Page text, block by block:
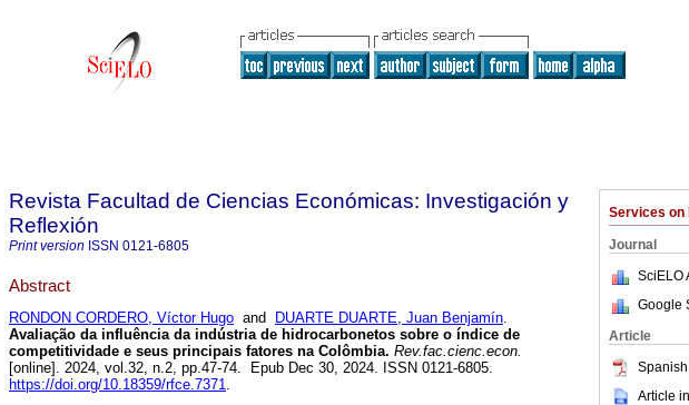
Services on
Journal
SciELO
Google
Article
Article
Revista Facultad de Ciencias Económicas: Investigación y
Reflexión
Print version ISSN 0121-6805
Abstract
RONDON CORDERO, Víctor Hugo and DUARTE DUARTE, Juan Benjamín.
Avaliação da influência da indústria de hidrocarbonetos sobre o índice de
competitividade e seus principais fatores na Colômbia. Rev.fac.cienc.econ.
[online]. 2024, vol.32, n.2, pp.47-74. Epub Dec 30, 2024. ISSN 0121-6805.
https://doi.org/10.18359/rfce.7371.